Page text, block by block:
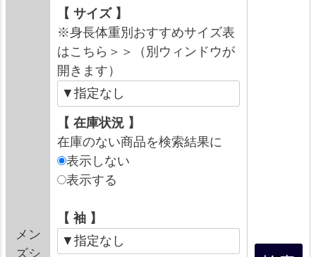
メン
ズシ
【 サイズ 】
※身長体重別おすすめサイズ表
はこちら＞＞（別ウィンドウが
開きます）
【 在庫状況 】
在庫のない商品を検索結果に
表示しない
表示する
【 袖 】